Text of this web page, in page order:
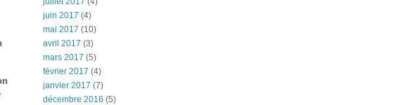
juin 2017 (4)
mai 2017 (10)
avril 2017 (3)
mars 2017 (5)
février 2017 (4)
janvier 2017 (7)
décembre 2016 (5)